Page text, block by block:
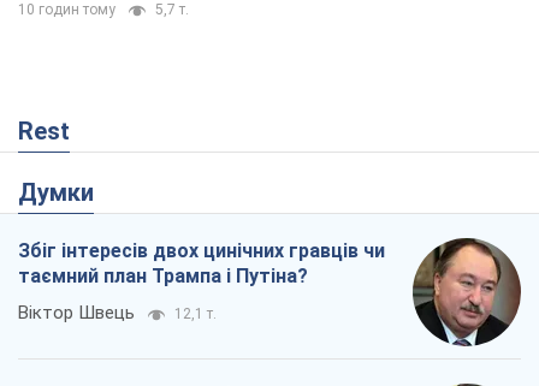
10 годин тому 5,7 т.
Rest
Думки
Збіг інтересів двох цинічних гравців чи
таємний план Трампа і Путіна?
Віктор Швець 12,1 т.